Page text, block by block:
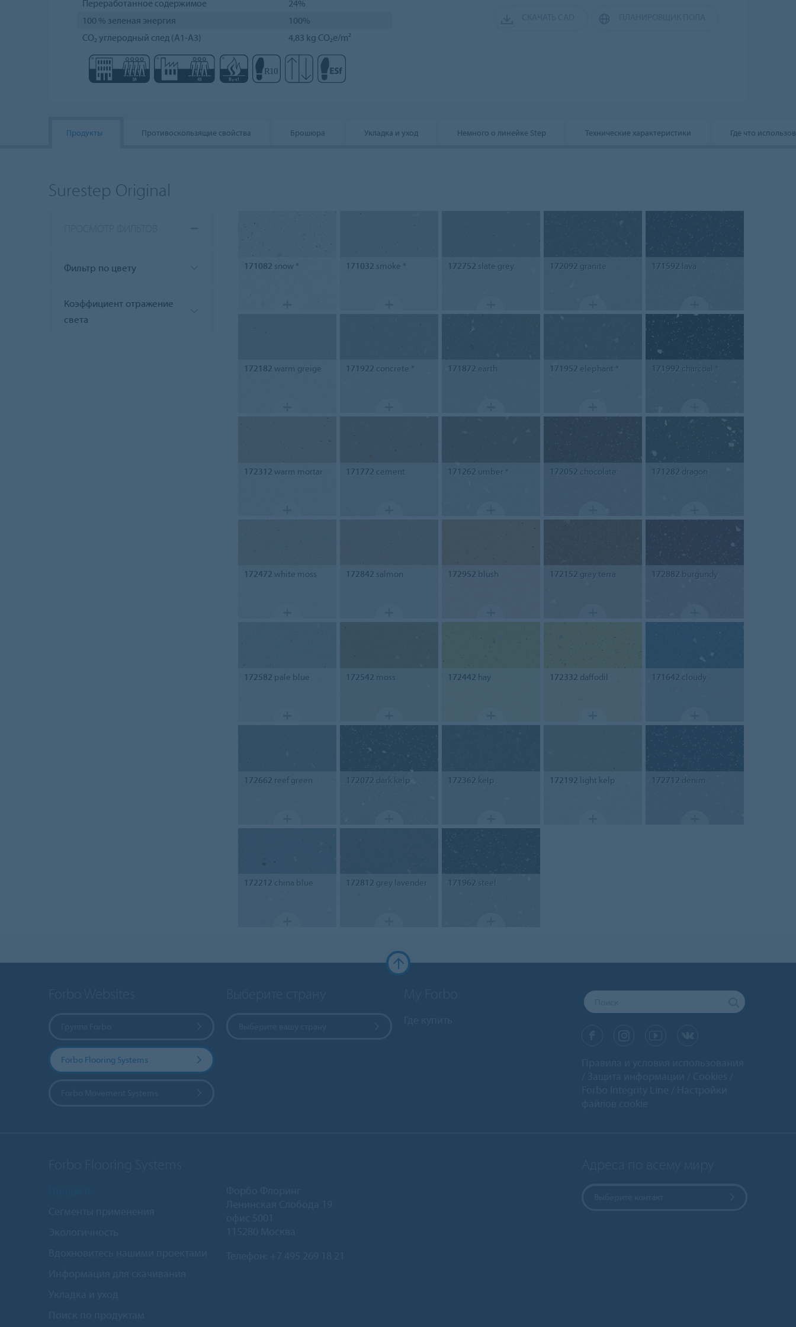
Переработанное содержимое
24%
100 % зеленая энергия
100%
CO₂ углеродный след (A1-A3)
4,83 kg CO₂e/m²
Продукты Противоскользящие свойства Брошюра Укладка и уход Немного о линейке Step Технические характеристики Где что
Surestep Original
Фильтр по цвету
Коэффициент отражение
света
171082 snow * 171032 smoke * 172752 slate grey 172092 granite 171592 lava
172182 warm greige 171922 concrete * 171872 earth 171952 elephant * 171992 charcoal *
172312 warm mortar 171772 cement 171262 umber * 172052 chocolate 171282 dragon
172472 white moss 172842 salmon 172952 blush 172152 grey terra 172882 burgundy
172582 pale blue 172542 moss 172442 hay 172332 daffodil 171642 cloudy
172662 reef green 172072 dark kelp 172362 kelp 172192 light kelp 172712 denim
172212 china blue 172812 grey lavender 171962 steel
Forbo Flooring Systems